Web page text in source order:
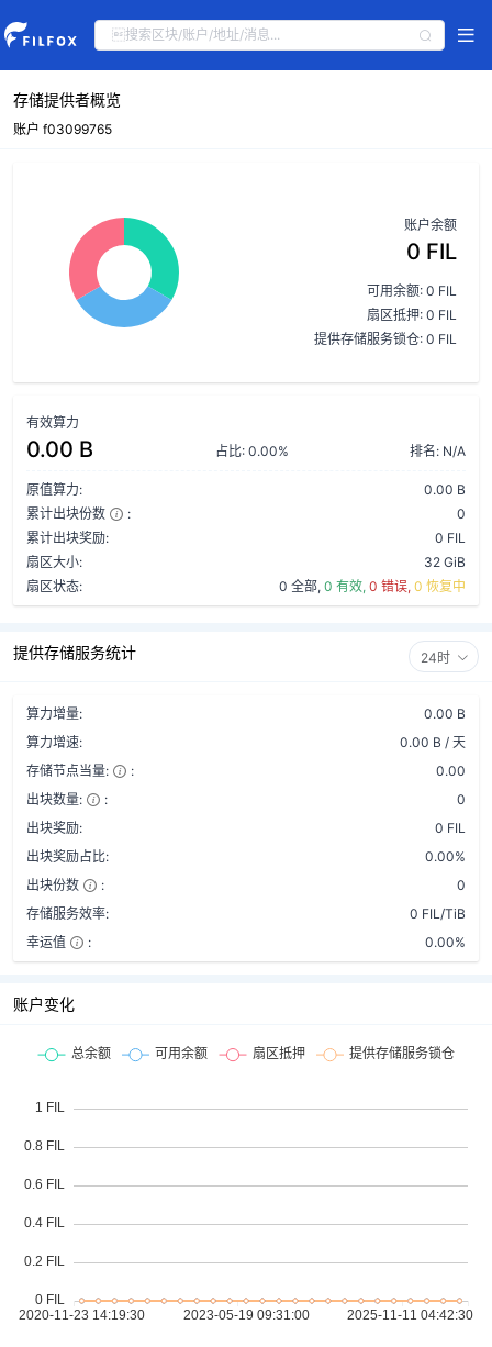
存储提供者概览
账户 f03099765
账户余额
0 FIL
可用余额: 0 FIL
扇区抵押: 0 FIL
提供存储服务锁仓: 0 FIL
有效算力
0.00 B 占比: 0.00% 排名: N/A
原值算力:
0.00 B
累计出块份数
:
0
累计出块奖励:
0 FIL
扇区大小:
32 GiB
扇区状态:
0 全部, 0 有效, 0 错误, 0 恢复中
提供存储服务统计 24时
算力增量:
0.00 B
算力增速:
0.00 B / 天
存储节点当量:
:
0.00
出块数量:
:
0
出块奖励:
0 FIL
出块奖励占比:
0.00%
出块份数
:
0
存储服务效率:
0 FIL/TiB
幸运值
: 0.00%
账户变化